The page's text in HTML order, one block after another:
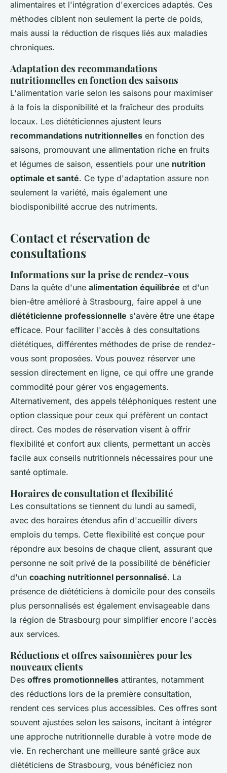
alimentaires et l'intégration d'exercices adaptés. Ces
méthodes ciblent non seulement la perte de poids,
mais aussi la réduction de risques liés aux maladies
chroniques.
Adaptation des recommandations
nutritionnelles en fonction des saisons
L'alimentation varie selon les saisons pour maximiser
à la fois la disponibilité et la fraîcheur des produits
locaux. Les diététiciennes ajustent leurs
recommandations nutritionnelles en fonction des
saisons, promouvant une alimentation riche en fruits
et légumes de saison, essentiels pour une nutrition
optimale et santé. Ce type d'adaptation assure non
seulement la variété, mais également une
biodisponibilité accrue des nutriments.
Contact et réservation de
consultations
Informations sur la prise de rendez-vous
Dans la quête d'une alimentation équilibrée et d'un
bien-être amélioré à Strasbourg, faire appel à une
diététicienne professionnelle s'avère être une étape
efficace. Pour faciliter l'accès à des consultations
diététiques, différentes méthodes de prise de rendez-
vous sont proposées. Vous pouvez réserver une
session directement en ligne, ce qui offre une grande
commodité pour gérer vos engagements.
Alternativement, des appels téléphoniques restent une
option classique pour ceux qui préfèrent un contact
direct. Ces modes de réservation visent à offrir
flexibilité et confort aux clients, permettant un accès
facile aux conseils nutritionnels nécessaires pour une
santé optimale.
Horaires de consultation et flexibilité
Les consultations se tiennent du lundi au samedi,
avec des horaires étendus afin d'accueillir divers
emplois du temps. Cette flexibilité est conçue pour
répondre aux besoins de chaque client, assurant que
personne ne soit privé de la possibilité de bénéficier
d'un coaching nutritionnel personnalisé. La
présence de diététiciens à domicile pour des conseils
plus personnalisés est également envisageable dans
la région de Strasbourg pour simplifier encore l'accès
aux services.
Réductions et offres saisonnières pour les
nouveaux clients
Des offres promotionnelles attirantes, notamment
des réductions lors de la première consultation,
rendent ces services plus accessibles. Ces offres sont
souvent ajustées selon les saisons, incitant à intégrer
une approche nutritionnelle durable à votre mode de
vie. En recherchant une meilleure santé grâce aux
diététiciens de Strasbourg, vous bénéficiez non